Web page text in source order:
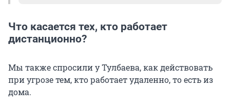
административного штрафа на должностных
лиц в размере от одной тысячи до пяти тысяч
предпринимательскую деятельность без
образования юридического лица, — от одной
тысячи до пяти тысяч рублей; на юридических
Что касается тех, кто работает
дистанционно?
Мы также спросили у Тулбаева, как действовать
при угрозе тем, кто работает удаленно, то есть из
дома.